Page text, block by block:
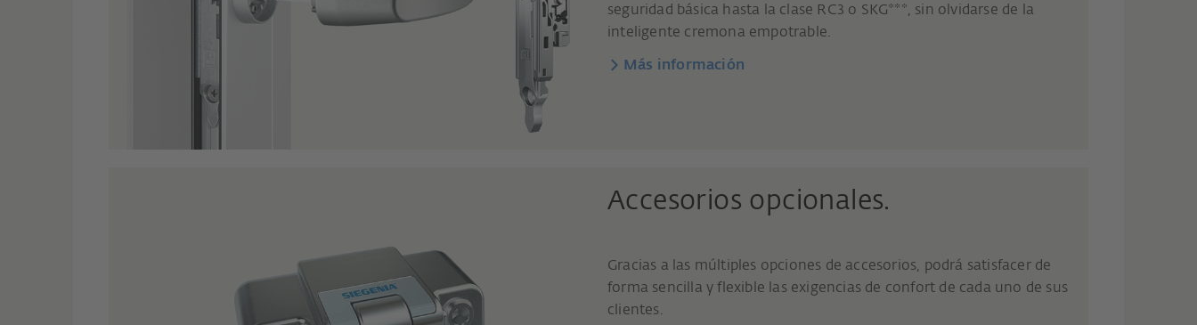
seguridad básica hasta la clase RC3 o SKG***, sin olvidarse de la
inteligente cremona empotrable.
Más información
Accesorios opcionales.
Gracias a las múltiples opciones de accesorios, podrá satisfacer de
forma sencilla y flexible las exigencias de confort de cada uno de sus
clientes.